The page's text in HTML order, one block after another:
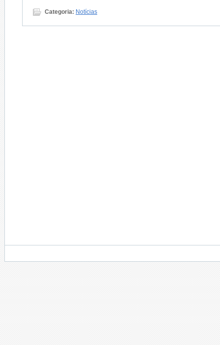
Categoria: Notícias